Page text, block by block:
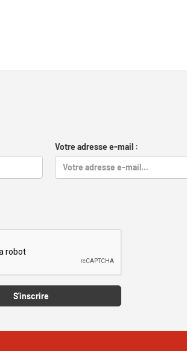
Votre adresse e-mail :
S'inscrire